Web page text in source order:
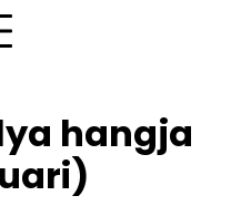
hangja